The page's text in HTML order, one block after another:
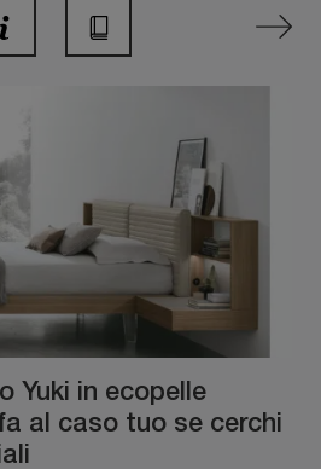
Yuki in ecopelle
al caso tuo se cerchi